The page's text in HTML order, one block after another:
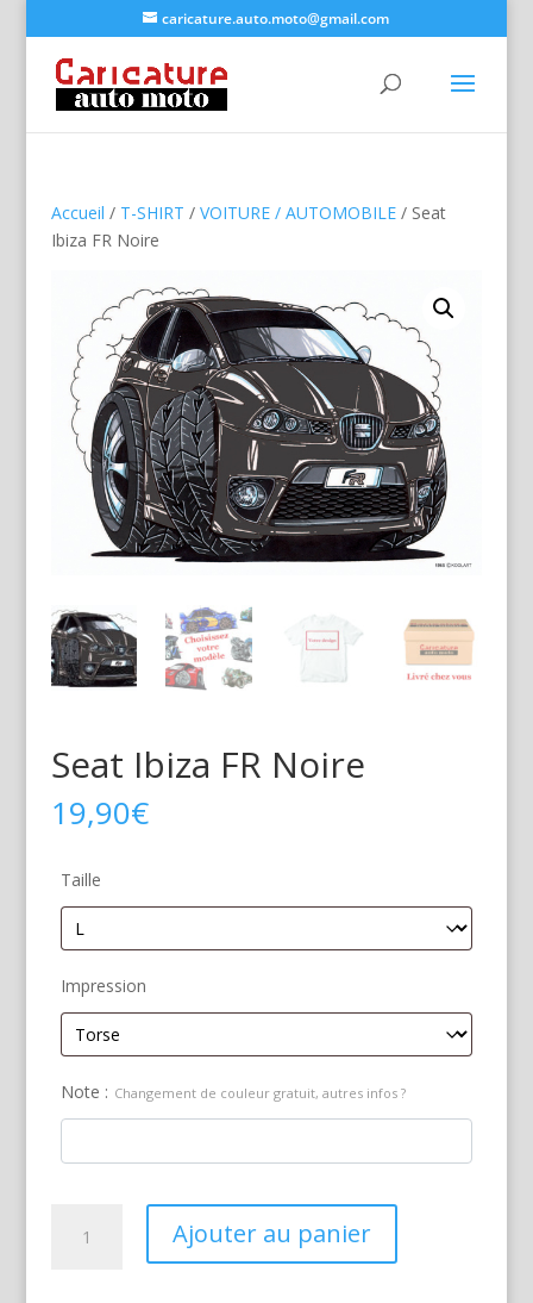
caricature.auto.moto@gmail.com
Accueil / T-SHIRT / VOITURE / AUTOMOBILE/ Seat
Ibiza FR Noire
Seat Ibiza FR Noire
19,90€
Taille
Impression
Note : Changement de couleur gratuit, autres infos ?
Ajouter au panier